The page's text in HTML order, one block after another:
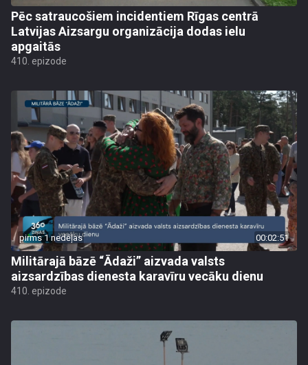
Pēc satraucošiem incidentiem Rīgas centrā
Latvijas Aizsargu organizācija dodas ielu
apgaitās
410. epizode
pirms 1 nedēļas 00:02:51
Militārajā bāzē “Ādaži” aizvada valsts
aizsardzības dienesta karavīru vecāku dienu
410. epizode